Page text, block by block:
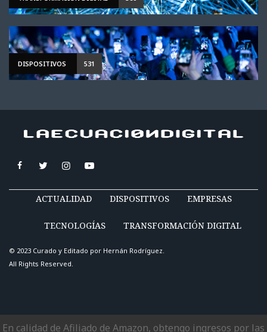
DISPOSITIVOS 531
ACTUALIDAD DISPOSITIVOS EMPRESAS
TECNOLOGÍAS TRANSFORMACIÓN DIGITAL
© 2023 Curado y Editado por Hernán Rodríguez.
All Rights Reserved.
En calidad de Afiliado de Amazon, obtengo ingresos por las